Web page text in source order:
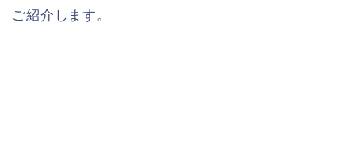
ご紹介します。